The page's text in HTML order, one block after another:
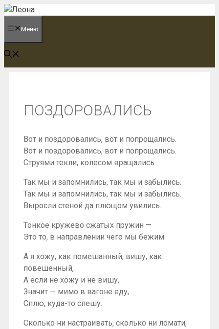
Перейти
содержимому
Меню
ПОЗДОРОВАЛИСЬ
Вот и поздоровались, вот и попрощались.
Вот и поздоровались, вот и попрощались.
Струями текли, колесом вращались.
Так мы и запомнились, так мы и забылись.
Так мы и запомнились, так мы и забылись.
Выросли стеной да плющом увились.
Тонкое кружево сжатых пружин —
Это то, в направлении чего мы бежим.
А я хожу, как помешанный, вишу, как
повешенный,
А если не хожу и не вишу,
Значит — мимо в вагоне еду,
Сплю, куда-то спешу.
Сколько ни настраивать, сколько ни ломати,